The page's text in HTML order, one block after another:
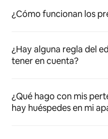
¿Cómo funcionan los
¿Hay alguna regla del
tener en cuenta?
¿Qué hago con mis
hay huéspedes en mi